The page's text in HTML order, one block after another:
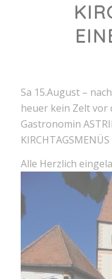
Sa 15.August –
heuer kein Zelt vor
Gastronomin
Alle Herzlich